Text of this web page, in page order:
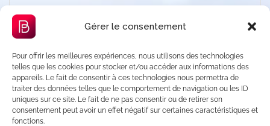
Gérer le consentement
Pour offrir les meilleures expériences, nous utilisons des technologies
telles que les cookies pour stocker et/ou accéder aux informations des
appareils. Le fait de consentir à ces technologies nous permettra de
traiter des données telles que le comportement de navigation ou les ID
uniques sur ce site. Le fait de ne pas consentir ou de retirer son
consentement peut avoir un effet négatif sur certaines caractéristiques et
fonctions.
« nuage » pour un confort exceptionnel et un
sommeil profond. Jacuzzi privé équipé de plus de
50 jets, idéal pour se détendre dans une ambiance
intimiste. Trois télévisions connectées avec accès